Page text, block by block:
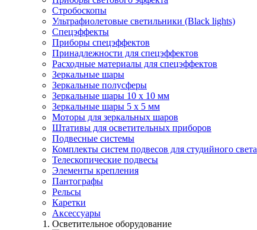
Стробоскопы
Ультрафиолетовые светильники (Black lights)
Спецэффекты
Приборы спецэффектов
Принадлежности для спецэффектов
Расходные материалы для спецэффектов
Зеркальные шары
Зеркальные полусферы
Зеркальные шары 10 х 10 мм
Зеркальные шары 5 х 5 мм
Моторы для зеркальных шаров
Штативы для осветительных приборов
Подвесные системы
Комплекты систем подвесов для студийного света
Телескопические подвесы
Элементы крепления
Пантографы
Рельсы
Каретки
Аксессуары
Осветительное оборудование